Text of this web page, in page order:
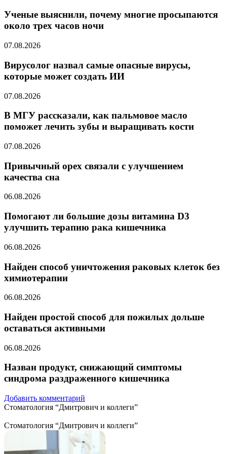
Ученые выяснили, почему многие просыпаются
около трех часов ночи
07.08.2026
Вирусолог назвал самые опасные вирусы,
которые может создать ИИ
07.08.2026
В МГУ рассказали, как пальмовое масло
поможет лечить зубы и выращивать кости
07.08.2026
Привычный орех связали с улучшением
качества сна
06.08.2026
Помогают ли большие дозы витамина D3
улучшить терапию рака кишечника
06.08.2026
Найден способ уничтожения раковых клеток без
химиотерапии
06.08.2026
Найден простой способ для пожилых дольше
оставаться активными
06.08.2026
Назван продукт, снижающий симптомы
синдрома раздраженного кишечника
Добавить комментарий
Стоматология “Дмитрович и коллеги”
Стоматология “Дмитрович и коллеги”